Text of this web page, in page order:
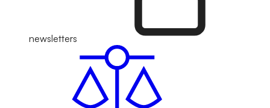
newsletters